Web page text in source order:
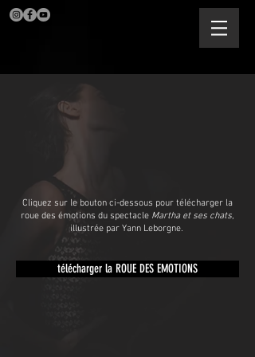
Cliquez sur le bouton ci-dessous pour télécharger la
roue des émotions du spectacle Martha et ses chats,
illustrée par Yann Leborgne.
télécharger la ROUE DES EMOTIONS